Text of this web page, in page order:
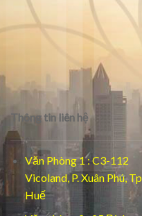
Thông tin liên hệ
Văn Phòng 1 : C3-112
Vicoland, P. Xuân Phú, Tp
Huế